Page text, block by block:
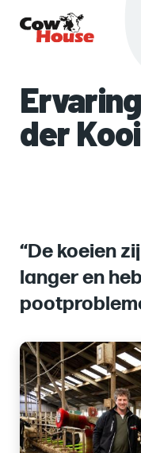
der Kooi
“De koeien
langer en
Images
of